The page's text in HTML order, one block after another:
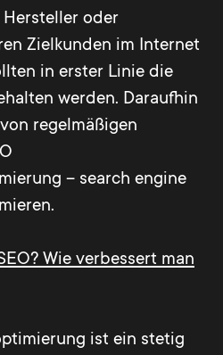
Hersteller oder
Zielkunden im Internet
in erster Linie die
werden. Daraufhin
regelmäßigen
– search engine
Wie verbessert man
ist ein stetig